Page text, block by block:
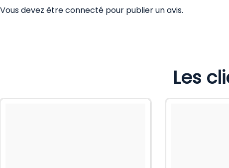
Vous devez êtreconnecté pour publier un avis.
Les